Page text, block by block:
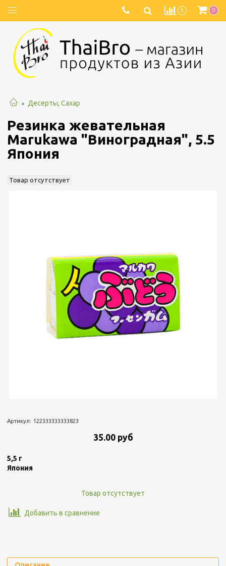
0 0
Десерты, Сахар
Резинка жевательная
Marukawa "Виноградная", 5.5
Япония
Товар отсутствует
Артикул: 122333333333823
35.00 руб
5,5 г
Япония
Товар отсутствует
Добавить в сравнение